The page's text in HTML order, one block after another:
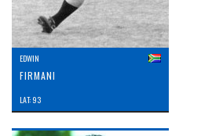
EDWIN
FIRMANI
LAT: 93